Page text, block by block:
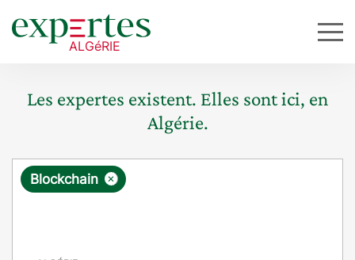
Les expertes existent. Elles sont ici, en
Algérie.
R
×
Blockchain